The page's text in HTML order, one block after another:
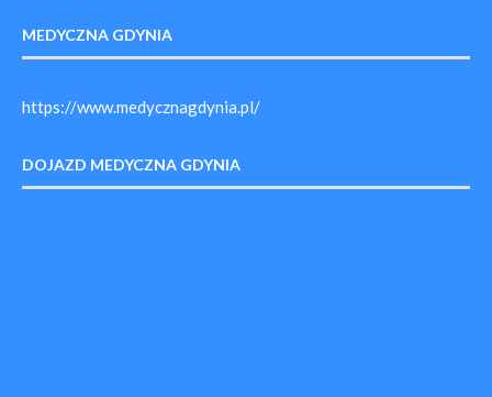
MEDYCZNA GDYNIA
https://www.medycznagdynia.pl/
DOJAZD MEDYCZNA GDYNIA